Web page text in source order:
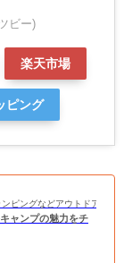
ビー)
楽天市場
ピング
ピングなどアウトドアの総
ャンプの魅力をチ